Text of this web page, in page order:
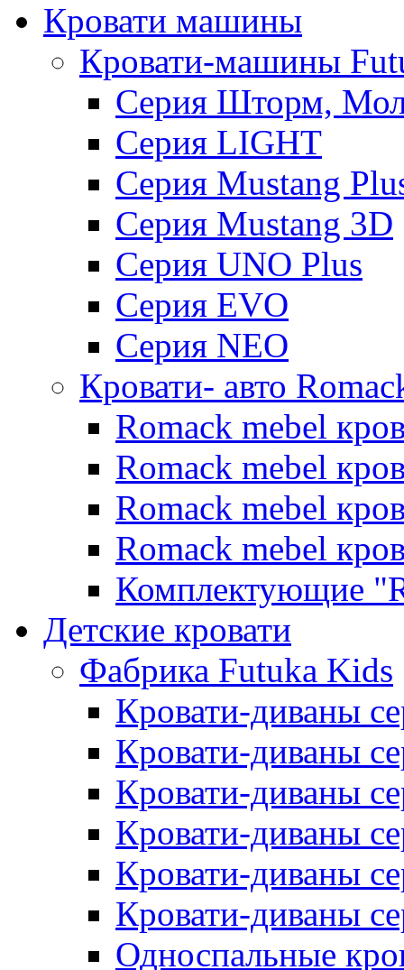
Кровати машины
Кровати-машины
Серия Шторм,
Серия LIGHT
Серия Mustang
Серия Mustang 3D
Серия UNO Plus
Серия EVO
Серия NEO
Кровати- авто
Romack mebel
Romack mebel
Romack mebel
Romack mebel
Комплектующие
Детские кровати
Фабрика Futuka Kids
Кровати-диваны
Кровати-диваны
Кровати-диваны
Кровати-диваны
Кровати-диваны
Кровати-диваны
Односпальные